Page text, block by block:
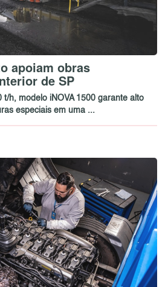
apoiam obras
de SP
t/h, modelo iNOVA 1500 garante alto
especiais em uma ...